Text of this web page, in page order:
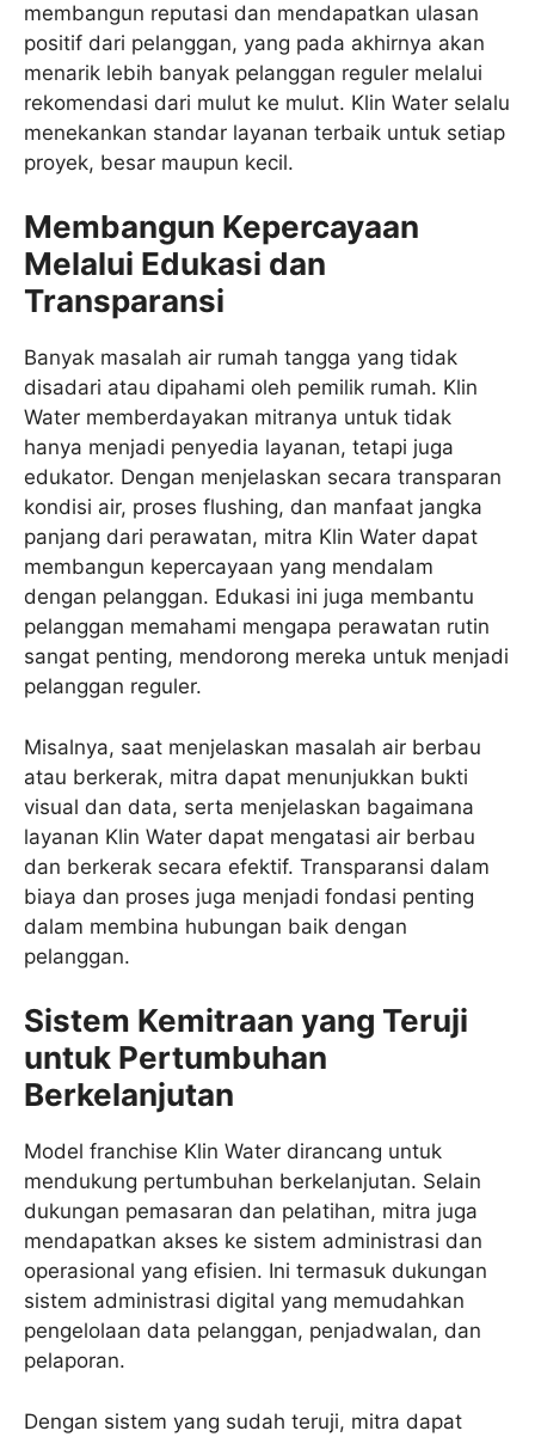
membangun reputasi dan mendapatkan ulasan
positif dari pelanggan, yang pada akhirnya akan
menarik lebih banyak pelanggan reguler melalui
rekomendasi dari mulut ke mulut. Klin Water selalu
menekankan standar layanan terbaik untuk setiap
proyek, besar maupun kecil.
Membangun Kepercayaan
Melalui Edukasi dan
Transparansi
Banyak masalah air rumah tangga yang tidak
disadari atau dipahami oleh pemilik rumah. Klin
Water memberdayakan mitranya untuk tidak
hanya menjadi penyedia layanan, tetapi juga
edukator. Dengan menjelaskan secara transparan
kondisi air, proses flushing, dan manfaat jangka
panjang dari perawatan, mitra Klin Water dapat
membangun kepercayaan yang mendalam
dengan pelanggan. Edukasi ini juga membantu
pelanggan memahami mengapa perawatan rutin
sangat penting, mendorong mereka untuk menjadi
pelanggan reguler.
Misalnya, saat menjelaskan masalah air berbau
atau berkerak, mitra dapat menunjukkan bukti
visual dan data, serta menjelaskan bagaimana
layanan Klin Water dapat mengatasi air berbau
dan berkerak secara efektif. Transparansi dalam
biaya dan proses juga menjadi fondasi penting
dalam membina hubungan baik dengan
pelanggan.
Sistem Kemitraan yang Teruji
untuk Pertumbuhan
Berkelanjutan
Model franchise Klin Water dirancang untuk
mendukung pertumbuhan berkelanjutan. Selain
dukungan pemasaran dan pelatihan, mitra juga
mendapatkan akses ke sistem administrasi dan
operasional yang efisien. Ini termasuk dukungan
sistem administrasi digital yang memudahkan
pengelolaan data pelanggan, penjadwalan, dan
pelaporan.
Dengan sistem yang sudah teruji, mitra dapat